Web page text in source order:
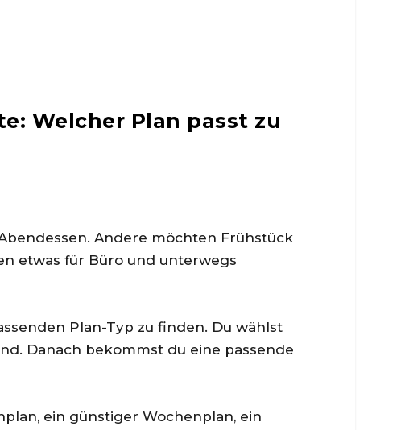
Welcher Plan passt zu
Andere möchten Frühstück
etwas für Büro und unterwegs
Plan-Typ zu finden. Du wählst
Danach bekommst du eine passende
ein günstiger Wochenplan, ein